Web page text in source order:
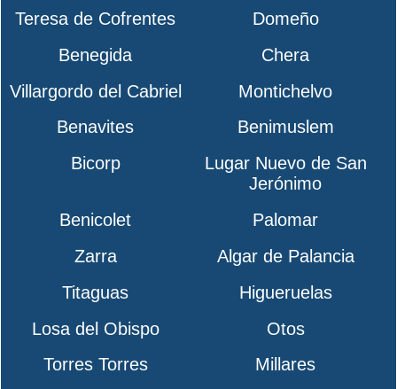
Teresa de Cofrentes
Domeño
Benegida
Chera
Villargordo del Cabriel
Montichelvo
Benavites
Benimuslem
Bicorp
Lugar Nuevo de San
Jerónimo
Benicolet
Palomar
Zarra
Algar de Palancia
Titaguas
Higueruelas
Losa del Obispo
Otos
Torres Torres
Millares